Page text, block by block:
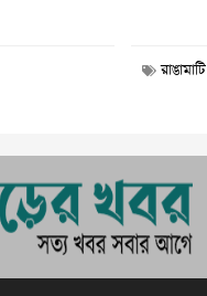
রাঙামাটি